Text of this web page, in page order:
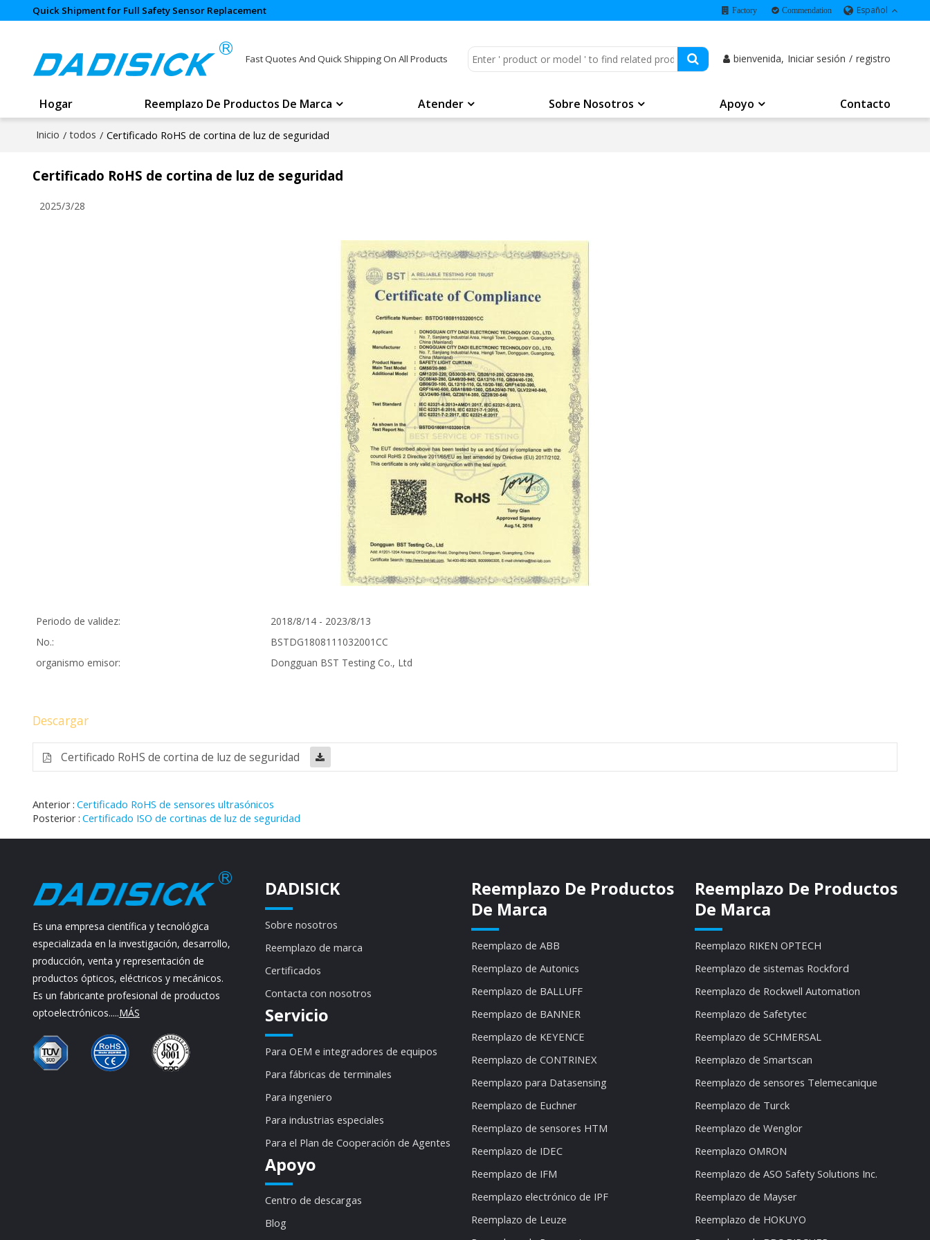
Quick Shipment for Full Safety Sensor Replacement Factory Commendation Español
Fast Quotes And Quick Shipping On All Products bienvenida, Iniciar sesión / registro
Hogar Reemplazo De Productos De Marca Atender Sobre Nosotros Apoyo Contacto
Inicio / todos / Certificado RoHS de cortina de luz de seguridad
Certificado RoHS de cortina de luz de seguridad
2025/3/28
Periodo de validez:
2018/8/14 - 2023/8/13
No.:
BSTDG1808111032001CC
organismo emisor:
Dongguan BST Testing Co., Ltd
Descargar
Certificado RoHS de cortina de luz de seguridad
Anterior Certificado RoHS de sensores ultrasónicos
Posterior Certificado ISO de cortinas de luz de seguridad
Es una empresa científica y tecnológica
especializada en la investigación, desarrollo,
producción, venta y representación de
productos ópticos, eléctricos y mecánicos.
Es un fabricante profesional de productos
optoelectrónicos.....MÁS
DADISICK
Sobre nosotros
Reemplazo de marca
Certificados
Contacta con nosotros
Servicio
Para OEM e integradores de equipos
Para fábricas de terminales
Para ingeniero
Para industrias especiales
Para el Plan de Cooperación de Agentes
Apoyo
Centro de descargas
Blog
Reemplazo De Productos
De Marca
Reemplazo de ABB
Reemplazo de Autonics
Reemplazo de BALLUFF
Reemplazo de BANNER
Reemplazo de KEYENCE
Reemplazo de CONTRINEX
Reemplazo para Datasensing
Reemplazo de Euchner
Reemplazo de sensores HTM
Reemplazo de IDEC
Reemplazo de IFM
Reemplazo electrónico de IPF
Reemplazo de Leuze
Reemplazo De Productos
De Marca
Reemplazo RIKEN OPTECH
Reemplazo de sistemas Rockford
Reemplazo de Rockwell Automation
Reemplazo de Safetytec
Reemplazo de SCHMERSAL
Reemplazo de Smartscan
Reemplazo de sensores Telemecanique
Reemplazo de Turck
Reemplazo de Wenglor
Reemplazo OMRON
Reemplazo de ASO Safety Solutions Inc.
Reemplazo de Mayser
Reemplazo de HOKUYO